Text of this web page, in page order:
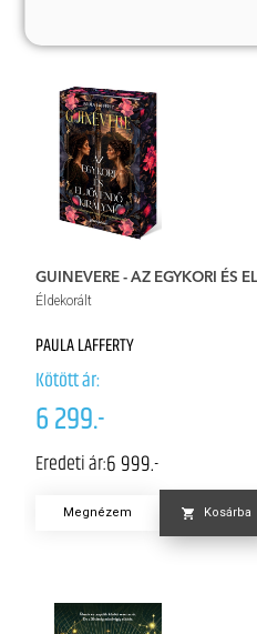
GUINEVERE - AZ EGYKORI ÉS
Éldekorált
PAULA LAFFERTY
Kötött ár:
6 299.-
Eredeti ár:6 999.-
Megnézem Kosárba